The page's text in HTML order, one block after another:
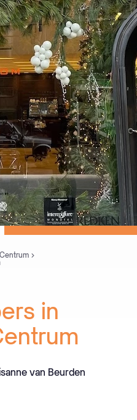
in
van Beurden